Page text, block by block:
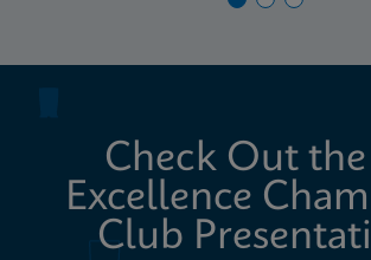
Check Out the
Excellence
Club